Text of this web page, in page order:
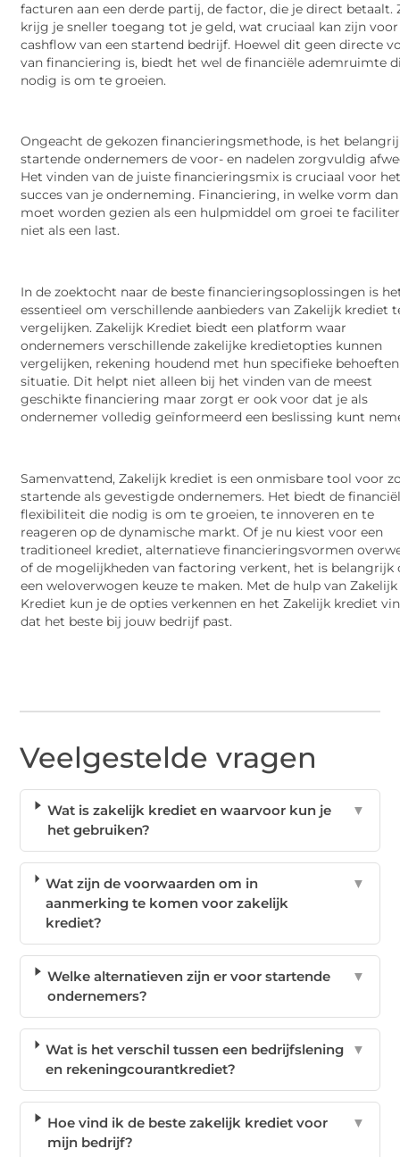
facturen aan een derde partij, de factor, die je direct betaalt.
krijg je sneller toegang tot je geld, wat cruciaal kan zijn voor
cashflow van een startend bedrijf. Hoewel dit geen directe
van financiering is, biedt het wel de financiële ademruimte
nodig is om te groeien.
Ongeacht de gekozen financieringsmethode, is het
startende ondernemers de voor- en nadelen zorgvuldig
Het vinden van de juiste financieringsmix is cruciaal voor
succes van je onderneming. Financiering, in welke vorm
moet worden gezien als een hulpmiddel om groei te
niet als een last.
In de zoektocht naar de beste financieringsoplossingen is
essentieel om verschillende aanbieders van Zakelijk krediet
vergelijken. Zakelijk Krediet biedt een platform waar
ondernemers verschillende zakelijke kredietopties kunnen
vergelijken, rekening houdend met hun specifieke
situatie. Dit helpt niet alleen bij het vinden van de meest
geschikte financiering maar zorgt er ook voor dat je als
ondernemer volledig geïnformeerd een beslissing kunt
Samenvattend, Zakelijk krediet is een onmisbare tool voor
startende als gevestigde ondernemers. Het biedt de
flexibiliteit die nodig is om te groeien, te innoveren en te
reageren op de dynamische markt. Of je nu kiest voor een
traditioneel krediet, alternatieve financieringsvormen
of de mogelijkheden van factoring verkent, het is belangrijk
een weloverwogen keuze te maken. Met de hulp van Zakelijk
Krediet kun je de opties verkennen en het Zakelijk krediet
dat het beste bij jouw bedrijf past.
Veelgestelde vragen
Wat is zakelijk krediet en waarvoor kun je
het gebruiken?
▼
Wat zijn de voorwaarden om in
aanmerking te komen voor zakelijk
krediet?
▼
Welke alternatieven zijn er voor startende
ondernemers?
▼
Wat is het verschil tussen een bedrijfslening
en rekeningcourantkrediet?
▼
Hoe vind ik de beste zakelijk krediet voor
mijn bedrijf?
▼